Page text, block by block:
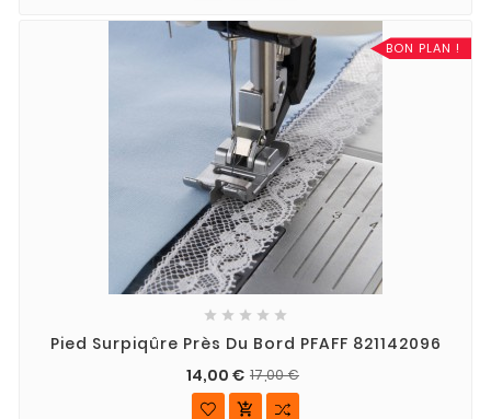
BON PLAN !
    
Pied Surpiqûre Près Du Bord PFAFF 821142096
14,00 € 17,00 €
